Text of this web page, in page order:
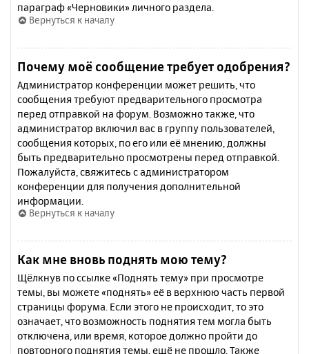
параграф «Черновики» личного раздела.
Вернуться к началу
Почему моё сообщение требует одобрения?
Администратор конференции может решить, что
сообщения требуют предварительного просмотра
перед отправкой на форум. Возможно также, что
администратор включил вас в группу пользователей,
сообщения которых, по его или её мнению, должны
быть предварительно просмотрены перед отправкой.
Пожалуйста, свяжитесь с администратором
конференции для получения дополнительной
информации.
Вернуться к началу
Как мне вновь поднять мою тему?
Щёлкнув по ссылке «Поднять тему» при просмотре
темы, вы можете «поднять» её в верхнюю часть первой
страницы форума. Если этого не происходит, то это
означает, что возможность поднятия тем могла быть
отключена, или время, которое должно пройти до
повторного поднятия темы, ещё не прошло. Также